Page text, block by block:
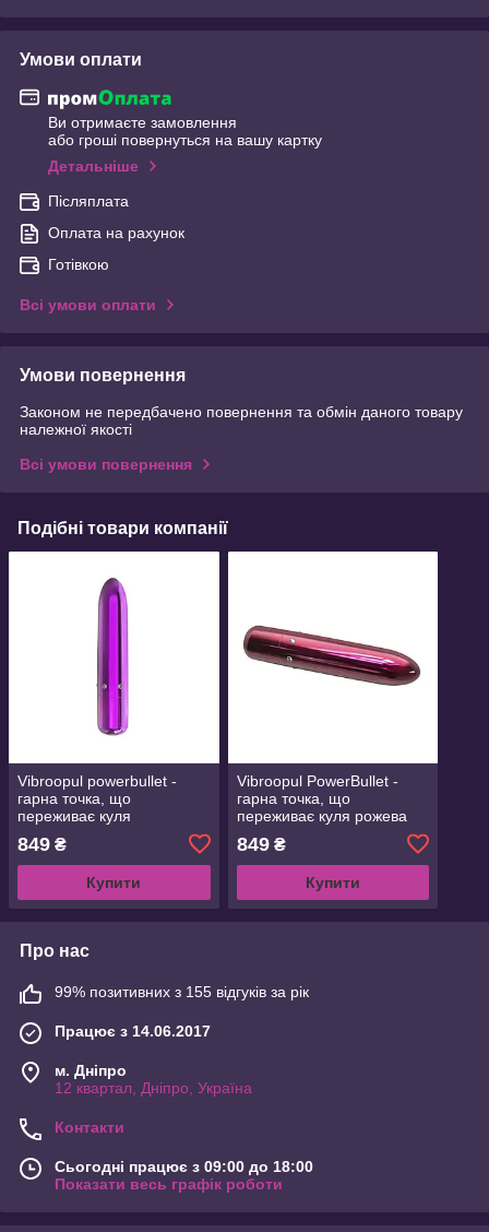
Умови оплати
Ви отримаєте замовлення
або гроші повернуться на вашу картку
Детальніше
Післяплата
Оплата на рахунок
Готівкою
Всі умови оплати
Умови повернення
Законом не передбачено повернення та обмін даного товару
належної якості
Всі умови повернення
Подібні товари компанії
Vibroopul powerbullet -
гарна точка, що
переживає куля
849 ₴
Купити
Vibroopul PowerBullet -
гарна точка, що
переживає куля рожева
849₴
Купити
Про нас
99% позитивних з 155 відгуків за рік
Працює з 14.06.2017
м. Дніпро
12 квартал, Дніпро, Україна
Контакти
Сьогодні працює з 09:00 до 18:00
Показати весь графік роботи